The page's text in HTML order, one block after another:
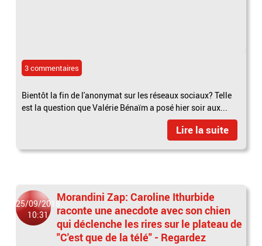
3 commentaires
Bientôt la fin de l'anonymat sur les réseaux sociaux? Telle
est la question que Valérie Bénaïm a posé hier soir aux...
Lire la suite
25/09/2018
10:31
Morandini Zap: Caroline Ithurbide
raconte une anecdote avec son chien
qui déclenche les rires sur le plateau de
"C'est que de la télé" - Regardez